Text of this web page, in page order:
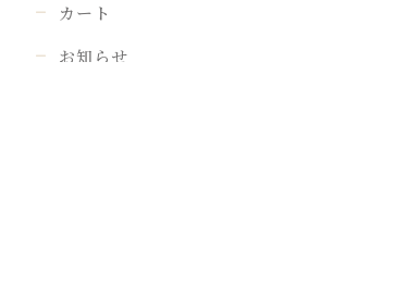
カート
お知らせ